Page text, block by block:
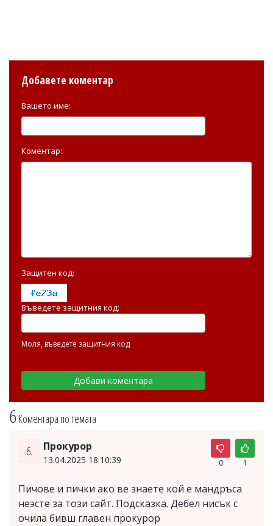
6Коментара по темата
6. Прокурор
13.04.2025 18:10:39 0 1
Пичове и пички ако ве знаете кой е мандръса
неэсте за този сайт. Подсказка. Дебел нисък с
очила бивш главен прокурор
Добавете коментар
Вашето име:
Коментар:
Защитен код:
Въведете защитния код:
Моля, въведете защитния код